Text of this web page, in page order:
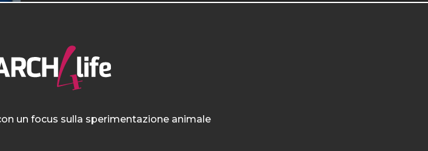
un focus sulla sperimentazione animale